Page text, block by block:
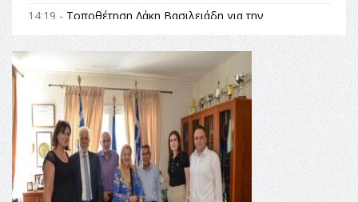
14:19 - Τοποθέτηση Λάκη Βασιλειάδη για την
Αναθεώρηση του Συντάγματος: «Σε τέτοιες κορυφαίες
θεσμικές διαδικασίες υπάρχει μόνο η ευθύνη απέναντι
στις επόμενες γενιές»
16:35 -Το πρόγραμμα του ΠΑΟΚ στον δεύτερο γύρο του
Champions League!
16:27 -Όλυμπος: Εντάχθηκε στον Κατάλογο Παγκόσμιας
Κληρονομιάς της UNESCO – Ομόφωνη η απόφαση Ο
Όλυμπος αναγνωρίστηκε ως φυσικό και πολιτιστικό
αγαθό εξέχουσας οικουμενικής αξίας για την
ανθρωπότητα